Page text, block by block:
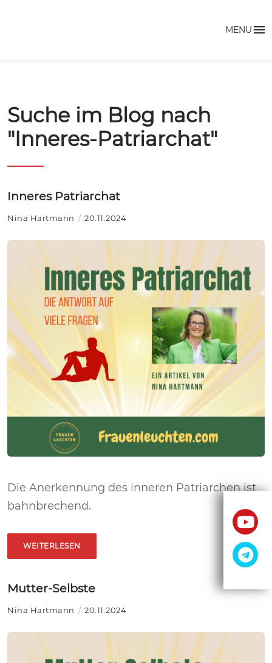
MENU
Suche im Blog nach
"Inneres-Patriarchat"
Inneres Patriarchat
Nina Hartmann 20.11.2024
Die Anerkennung des inneren Patriarchen ist
bahnbrechend.
WEITERLESEN
Mutter-Selbste
Nina Hartmann 20.11.2024